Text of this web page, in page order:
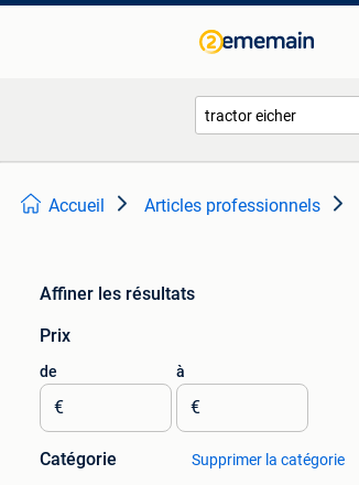
Accueil Articles professionnels
Affiner les résultats
Prix
de
€
à
€
Catégorie Supprimer la catégorie